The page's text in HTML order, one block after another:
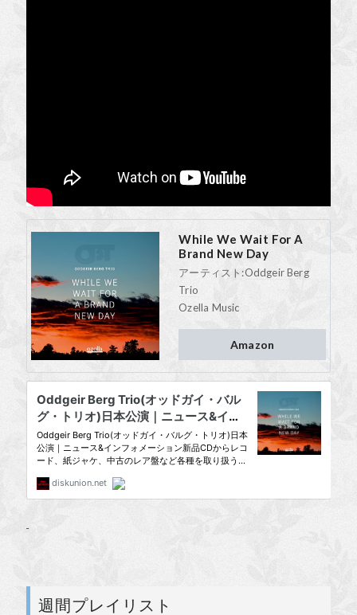
While We Wait For A
Brand New Day
アーティスト:Oddgeir Berg
Trio
Ozella Music
Amazon
週間プレイリスト